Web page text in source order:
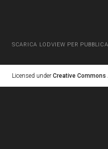
SCARICA LODVIEW PER
Licensed under Creative